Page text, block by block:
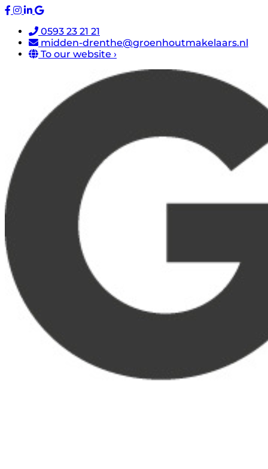
0593 23 21 21
midden-drenthe@groenhoutmakelaars.nl
To our website ›